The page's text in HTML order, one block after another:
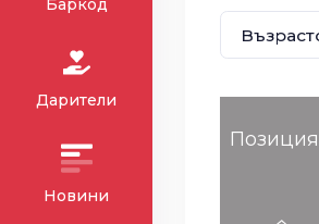
Баркод
Дарители
Новини
Позиция